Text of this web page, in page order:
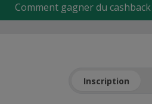
Comment gagner du cashback
Inscription